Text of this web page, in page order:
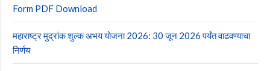
Form PDF Download
महाराष्ट्र मुद्रांक शुल्क अभय योजना 2026: 30 जून 2026 पर्यंत वाढवण्याचा
निर्णय